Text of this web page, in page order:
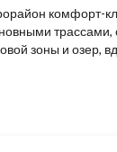
комфорт-
зоны и озер,